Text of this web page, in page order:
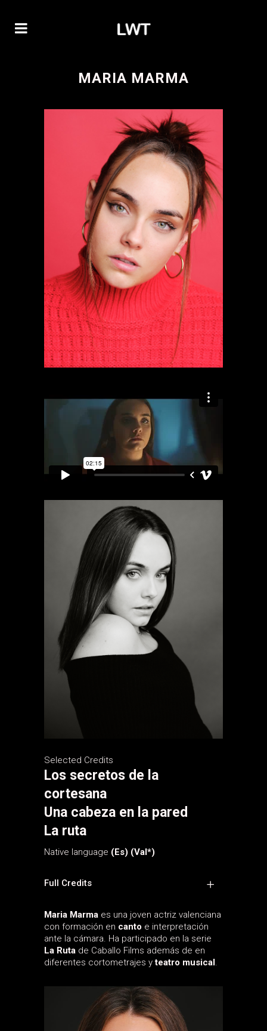
MARIA MARMA
Selected Credits
Los secretos de la
cortesana
Una cabeza en la pared
La ruta
Native language (Es) (Val*)
Full Credits
Maria Marma es una joven actriz valenciana
con formación en canto e interpretación
ante la cámara. Ha participado en la serie
La Ruta de Caballo Films además de en
diferentes cortometrajes yteatro musical.